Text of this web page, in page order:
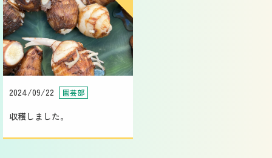
2024/09/22 園芸部
収穫しました。